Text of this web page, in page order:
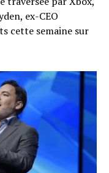
ex-CEO
cette semaine sur